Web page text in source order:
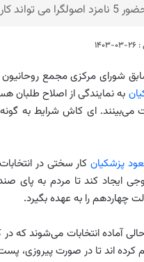
را سخت کند.
شورای مرکزی مجمع روحانیون
به نمایندگی از اصلاح
می‌بینند.‌ ای کاش شرایط به
پزشکیانکار سختی در انتخابات
ایجاد کند تا مردم به پای
چهاردهم را به عهده بگیرد.
آماده انتخابات می‌شوند
کرده اند تا در صورت پیروزی،